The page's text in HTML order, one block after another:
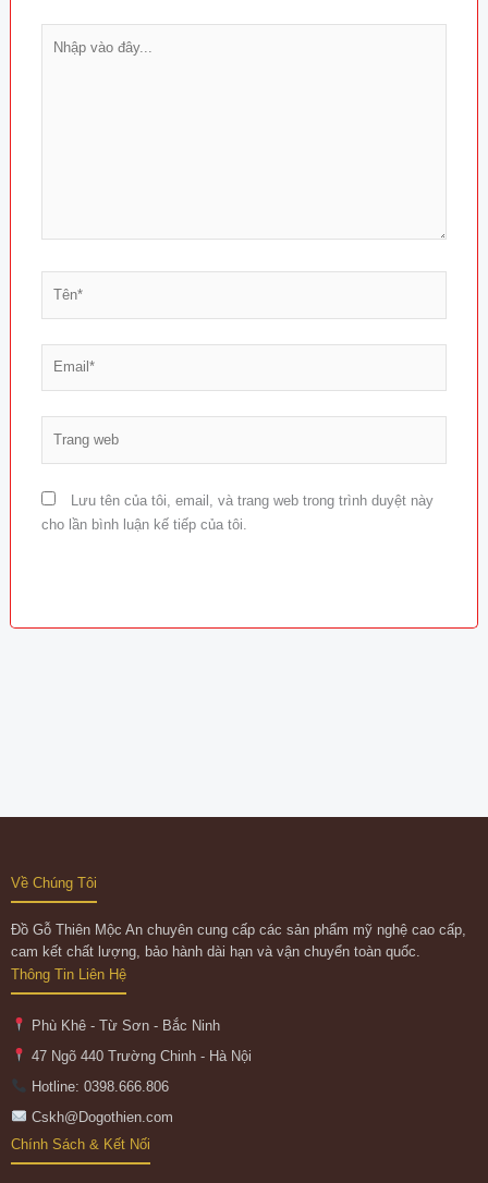
Lưu tên của tôi, email, và trang web trong trình duyệt này
cho lần bình luận kế tiếp của tôi.
Về Chúng Tôi
Đồ Gỗ Thiên Mộc An chuyên cung cấp các sản phẩm mỹ nghệ cao cấp,
cam kết chất lượng, bảo hành dài hạn và vận chuyển toàn quốc.
Thông Tin Liên Hệ
Phù Khê - Từ Sơn - Bắc Ninh
47 Ngõ 440 Trường Chinh - Hà Nội
Hotline: 0398.666.806
Cskh@Dogothien.com
Chính Sách & Kết Nối